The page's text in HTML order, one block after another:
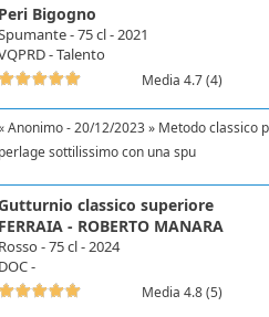
Peri Bigogno
- 75 cl - 2021
- Talento
Media 4.7 (4)
Anonimo - 20/12/2023 » Metodo classico
perlage sottilissimo con una spu
classico superiore
FERRAIA - ROBERTO MANARA
Rosso - 75 cl - 2024
DOC -
Media 4.8 (5)